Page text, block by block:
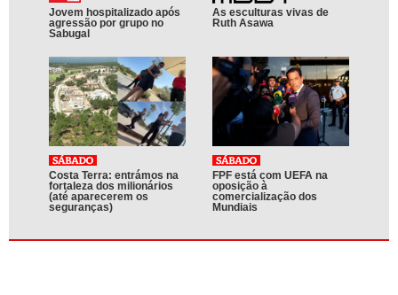
Jovem hospitalizado após
agressão por grupo no
Sabugal
As esculturas vivas de
Ruth Asawa
Costa Terra: entrámos na
fortaleza dos milionários
(até aparecerem os
seguranças)
FPF está com UEFA na
oposição à
comercialização dos
Mundiais